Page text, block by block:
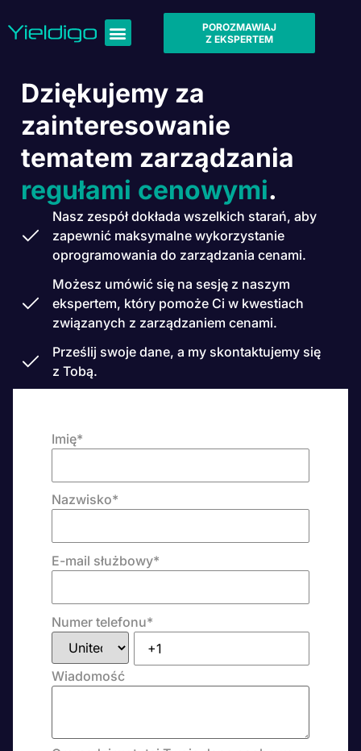
POROZMAWIAJ
Z EKSPERTEM
Dziękujemy za
zainteresowanie
tematem zarządzania
regułami cenowymi.
Nasz zespół dokłada wszelkich starań, aby
zapewnić maksymalne wykorzystanie
oprogramowania do zarządzania cenami.
Możesz umówić się na sesję z naszym
ekspertem, który pomoże Ci w kwestiach
związanych z zarządzaniem cenami.
Prześlij swoje dane, a my skontaktujemy się
z Tobą.
Imię*
Nazwisko*
E-mail służbowy*
Numer telefonu*
Wiadomość